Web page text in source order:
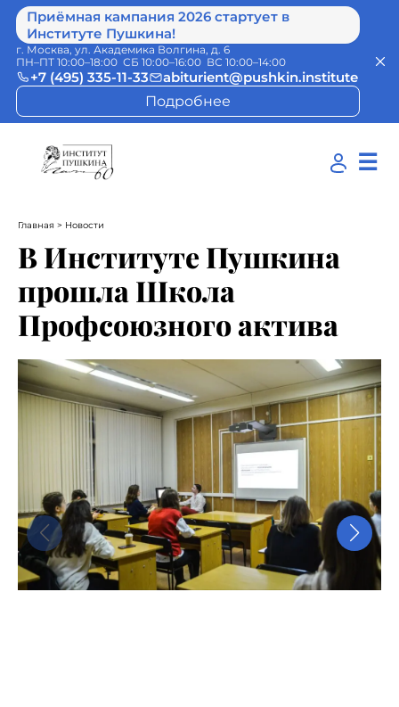
Приёмная кампания 2026 стартует в
Институте Пушкина!
г. Москва, ул. Академика Волгина, д. 6
ПН–ПТ 10:00–18:00 СБ 10:00–16:00 ВС 10:00–14:00
+7 (495) 335-11-33
abiturient@pushkin.institute
Подробнее
☰
Главная > Новости
В Институте Пушкина
прошла Школа
Профсоюзного актива